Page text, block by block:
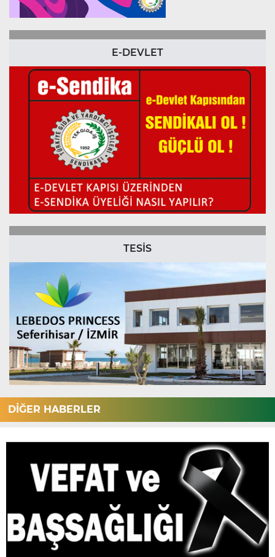
E-DEVLET
TESİS
DİĞER HABERLER